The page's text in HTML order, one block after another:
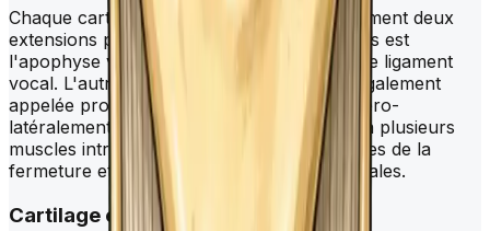
Chaque cartilage aryténoïde possède également deux
extensions proéminentes. L'une d'entre elles est
l'apophyse vocale sur laquelle est attaché le ligament
vocal. L'autre est l'apophyse musculaire, également
appelée processus musculaire, située postéro-
latéralement, et qui sert de point d'attache à plusieurs
muscles intrinsèques du
responsables de la
fermeture et de l'ouverture des cordes vocales.
Cartilage épiglottique